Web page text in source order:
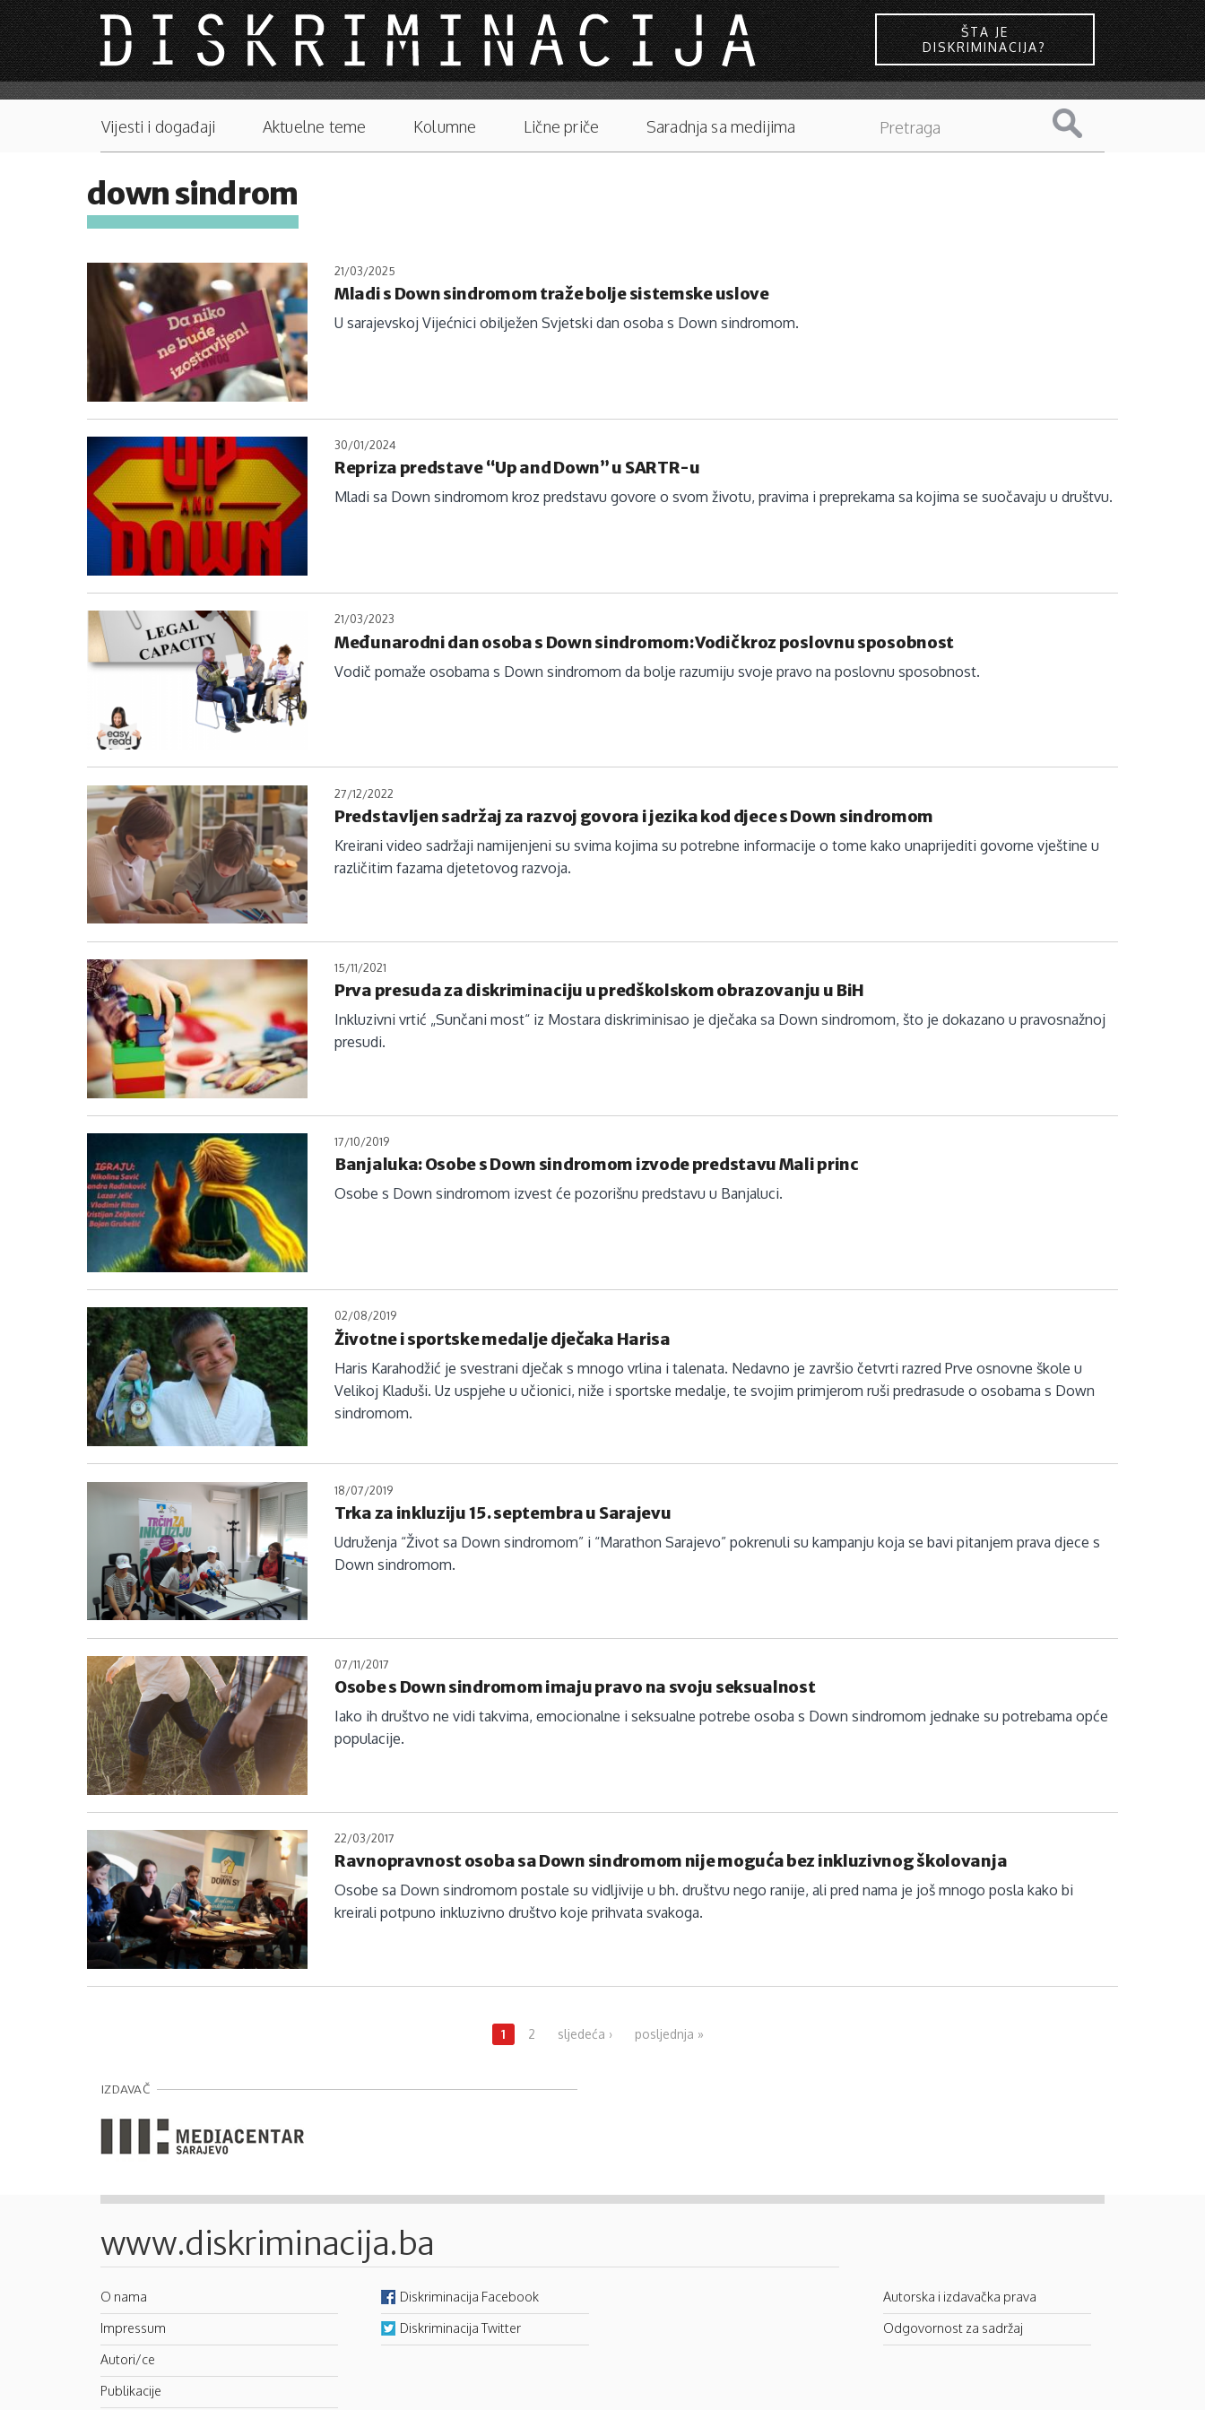
Skip to main content
ŠTA JE
DISKRIMINACIJA?
Main menu
Vijesti i događaji Aktuelne teme Kolumne Lične priče Saradnja sa medijima
down sindrom
21/03/2025
Mladi s Down sindromom traže bolje sistemske uslove
U sarajevskoj Vijećnici obilježen Svjetski dan osoba s Down sindromom.
30/01/2024
Repriza predstave “Up and Down” u SARTR-u
Mladi sa Down sindromom kroz predstavu govore o svom životu, pravima i preprekama sa kojima se suočavaju u društvu.
21/03/2023
Međunarodni dan osoba s Down sindromom: Vodič kroz poslovnu sposobnost
Vodič pomaže osobama s Down sindromom da bolje razumiju svoje pravo na poslovnu sposobnost.
27/12/2022
Predstavljen sadržaj za razvoj govora i jezika kod djece s Down sindromom
Kreirani video sadržaji namijenjeni su svima kojima su potrebne informacije o tome kako unaprijediti govorne vještine u
različitim fazama djetetovog razvoja.
15/11/2021
Prva presuda za diskriminaciju u predškolskom obrazovanju u BiH
Inkluzivni vrtić „Sunčani most“ iz Mostara diskriminisao je dječaka sa Down sindromom, što je dokazano u pravosnažnoj
presudi.
17/10/2019
Banjaluka: Osobe s Down sindromom izvode predstavu Mali princ
Osobe s Down sindromom izvest će pozorišnu predstavu u Banjaluci.
02/08/2019
Životne i sportske medalje dječaka Harisa
Haris Karahodžić je svestrani dječak s mnogo vrlina i talenata. Nedavno je završio četvrti razred Prve osnovne škole u
Velikoj Kladuši. Uz uspjehe u učionici, niže i sportske medalje, te svojim primjerom ruši predrasude o osobama s Down
sindromom.
18/07/2019
Trka za inkluziju 15. septembra u Sarajevu
Udruženja “Život sa Down sindromom” i “Marathon Sarajevo” pokrenuli su kampanju koja se bavi pitanjem prava djece s
Down sindromom.
07/11/2017
Osobe s Down sindromom imaju pravo na svoju seksualnost
Iako ih društvo ne vidi takvima, emocionalne i seksualne potrebe osoba s Down sindromom jednake su potrebama opće
populacije.
22/03/2017
Ravnopravnost osoba sa Down sindromom nije moguća bez inkluzivnog školovanja
Osobe sa Down sindromom postale su vidljivije u bh. društvu nego ranije, ali pred nama je još mnogo posla kako bi
kreirali potpuno inkluzivno društvo koje prihvata svakoga.
1 2 sljedeća › posljednja »
IZDAVAČ
www.diskriminacija.ba
O nama
Impressum
Autori/ce
Publikacije
Diskriminacija Facebook
Diskriminacija Twitter
Autorska i izdavačka prava
Odgovornost za sadržaj